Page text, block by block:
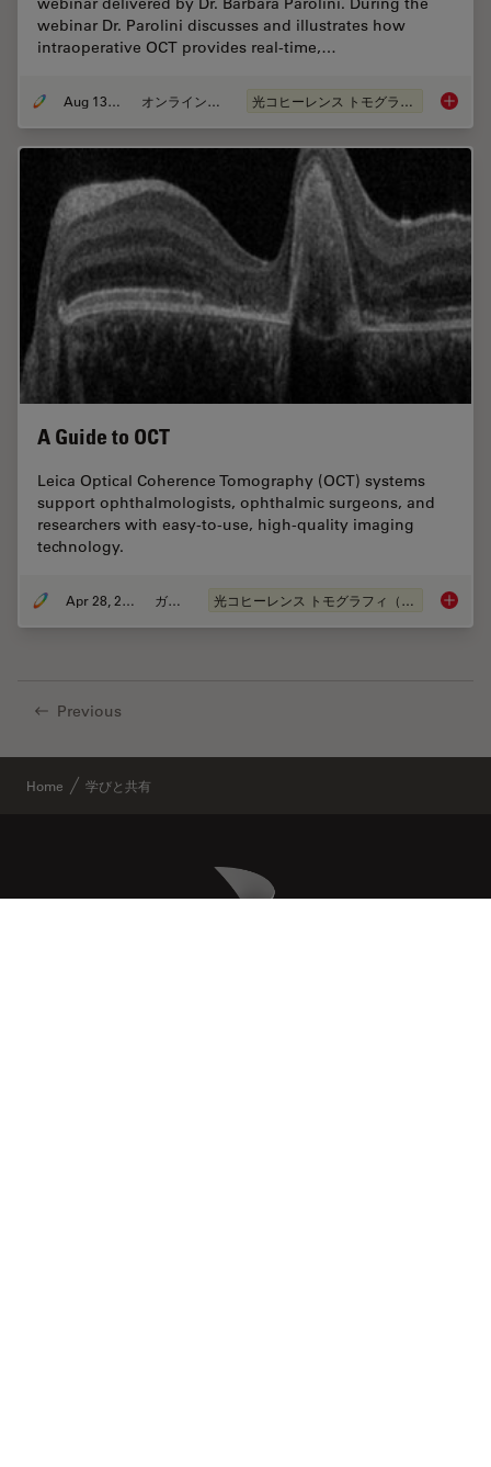
webinar Dr. Parolini discusses and illustrates how
intraoperative OCT provides real-time,…
Aug 13, 2020 オンラインセミナー 光コヒーレンス トモグラフィ（OCT） What
A Guide to OCT
Leica Optical Coherence Tomography (OCT) systems
support ophthalmologists, ophthalmic surgeons, and
researchers with easy-to-use, high-quality imaging
technology.
Apr 28, 2020 ガイド 光コヒーレンス トモグラフィ（OCT） A
Previous
Home 学びと共有
Danaher Logo